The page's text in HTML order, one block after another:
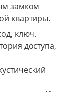
замком
квартиры.
ключ.
доступа,